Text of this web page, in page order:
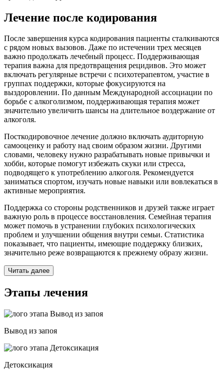
Лечение после кодирования
После завершения курса кодирования пациенты сталкиваются
с рядом новых вызовов. Даже по истечении трех месяцев
важно продолжать лечебный процесс. Поддерживающая
терапия важна для предотвращения рецидивов. Это может
включать регулярные встречи с психотерапевтом, участие в
группах поддержки, которые фокусируются на
выздоровлении. По данным Международной ассоциации по
борьбе с алкоголизмом, поддерживающая терапия может
значительно увеличить шансы на длительное воздержание от
алкоголя.
Посткодировочное лечение должно включать аудиторную
самооценку и работу над своим образом жизни. Другими
словами, человеку нужно разрабатывать новые привычки и
хобби, которые помогут избежать скуки или стресса,
подводящего к употреблению алкоголя. Рекомендуется
заниматься спортом, изучать новые навыки или вовлекаться в
активные мероприятия.
Поддержка со стороны родственников и друзей также играет
важную роль в процессе восстановления. Семейная терапия
может помочь в устранении глубоких психологических
проблем и улучшении общения внутри семьи. Статистика
показывает, что пациенты, имеющие поддержку близких,
значительно реже возвращаются к прежнему образу жизни.
Читать далее
Этапы лечения
Вывод из запоя
Детоксикация